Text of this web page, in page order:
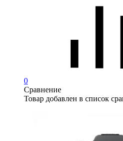
0
Сравнение
Товар добавлен в список